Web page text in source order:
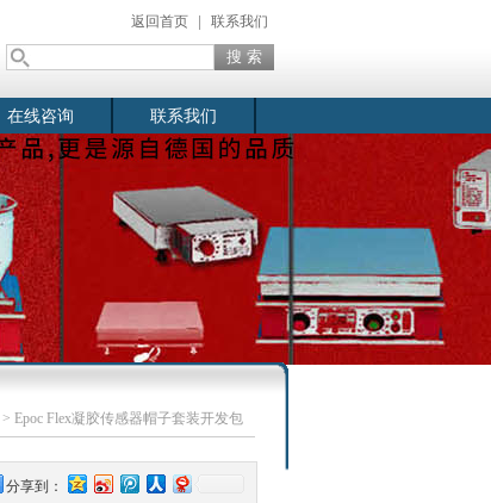
返回首页 联系我们
在线咨询 联系我们
> Epoc Flex凝胶传感器帽子套装开发包
分享到：